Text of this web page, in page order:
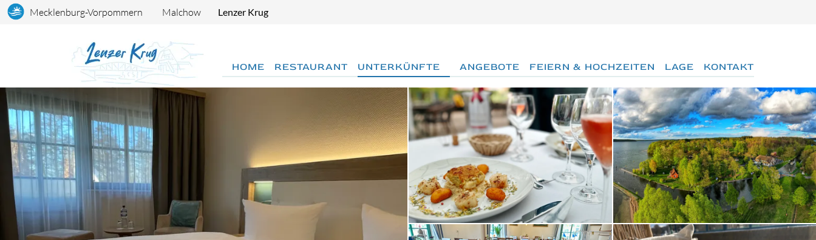
Mecklenburg-Vorpommern Malchow Lenzer Krug
HOME RESTAURANT UNTERKÜNFTE ANGEBOTE FEIERN & HOCHZEITEN LAGE KONTAKT